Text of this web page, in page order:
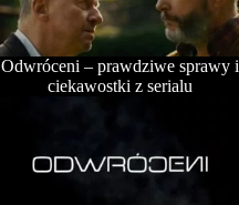
Odwróceni – prawdziwe sprawy i
ciekawostki z serialu